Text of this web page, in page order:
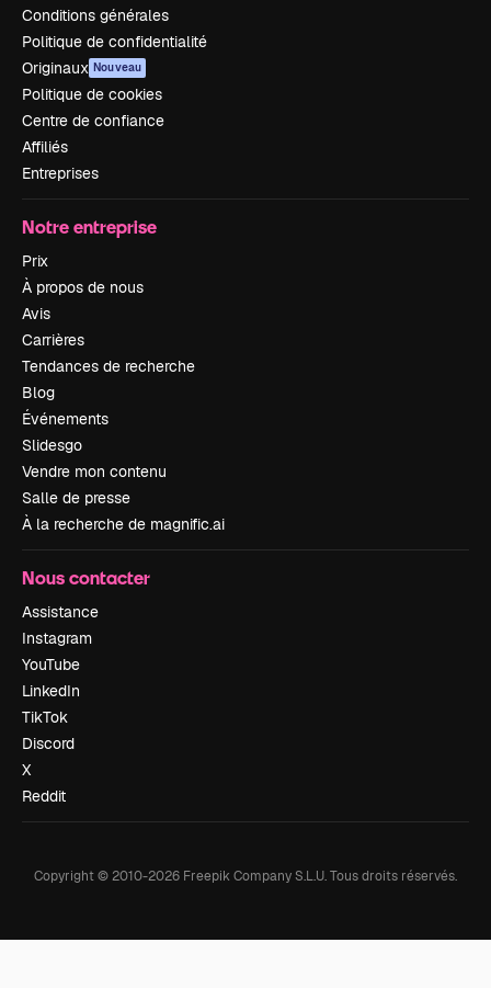
Conditions générales
Politique de confidentialité
Originaux Nouveau
Politique de cookies
Centre de confiance
Affiliés
Entreprises
Notre entreprise
Prix
À propos de nous
Avis
Carrières
Tendances de recherche
Blog
Événements
Slidesgo
Vendre mon contenu
Salle de presse
À la recherche de magnific.ai
Nous contacter
Assistance
Instagram
YouTube
LinkedIn
TikTok
Discord
X
Reddit
Copyright © 2010-2026 Freepik Company S.L.U.Tous droits réservés.